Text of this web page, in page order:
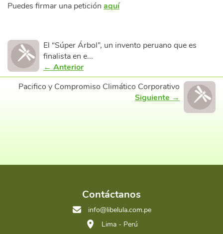
Puedes firmar una petición aquí
El “Súper Árbol”, un invento peruano que es
finalista en e...
← Anterior
Pacifico y Compromiso Climático Corporativo
Siguiente →
Contáctanos
info@libelula.com.pe
Lima - Perú